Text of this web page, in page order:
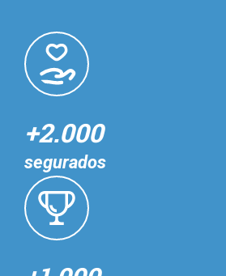
+2.000
segurados